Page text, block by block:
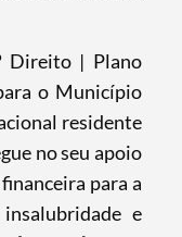
Direito | Plano
o Município
residente
no seu apoio
para a
e